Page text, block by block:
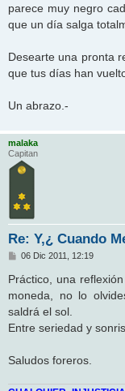
parece muy negro
que un día salga
Desearte una pronta
que tus días han
Un abrazo.-
malaka
Capitan
Re: Y,¿ Cuando
M
n
s
a
e
06 Dic 2011, 12:19
Práctico, una
moneda, no lo
saldrá el sol.
Entre seriedad y
Saludos foreros.